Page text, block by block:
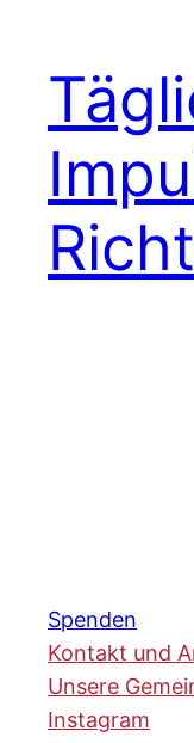
Spenden
Kontakt und
Unsere
Instagram